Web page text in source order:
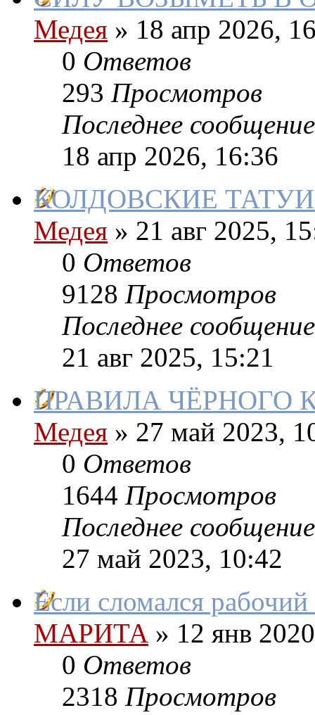
Медея » 18 апр 2026,
0 Ответов
293 Просмотров
Последнее сообщение
18 апр 2026, 16:36
КОЛДОВСКИЕ
Медея » 21 авг 2025,
0 Ответов
9128 Просмотров
Последнее сообщение
21 авг 2025, 15:21
ПРАВИЛА ЧЁРНОГО
Медея » 27 май 2023,
0 Ответов
1644 Просмотров
Последнее сообщение
27 май 2023, 10:42
Если сломался
МАРИТА » 12 янв
0 Ответов
2318 Просмотров